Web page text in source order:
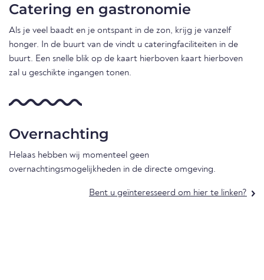
Catering en gastronomie
Als je veel baadt en je ontspant in de zon, krijg je vanzelf
honger. In de buurt van de vindt u cateringfaciliteiten in de
buurt. Een snelle blik op de kaart hierboven kaart hierboven
zal u geschikte ingangen tonen.
Overnachting
Helaas hebben wij momenteel geen
overnachtingsmogelijkheden in de directe omgeving.
Bent u geïnteresseerd om hier te linken?